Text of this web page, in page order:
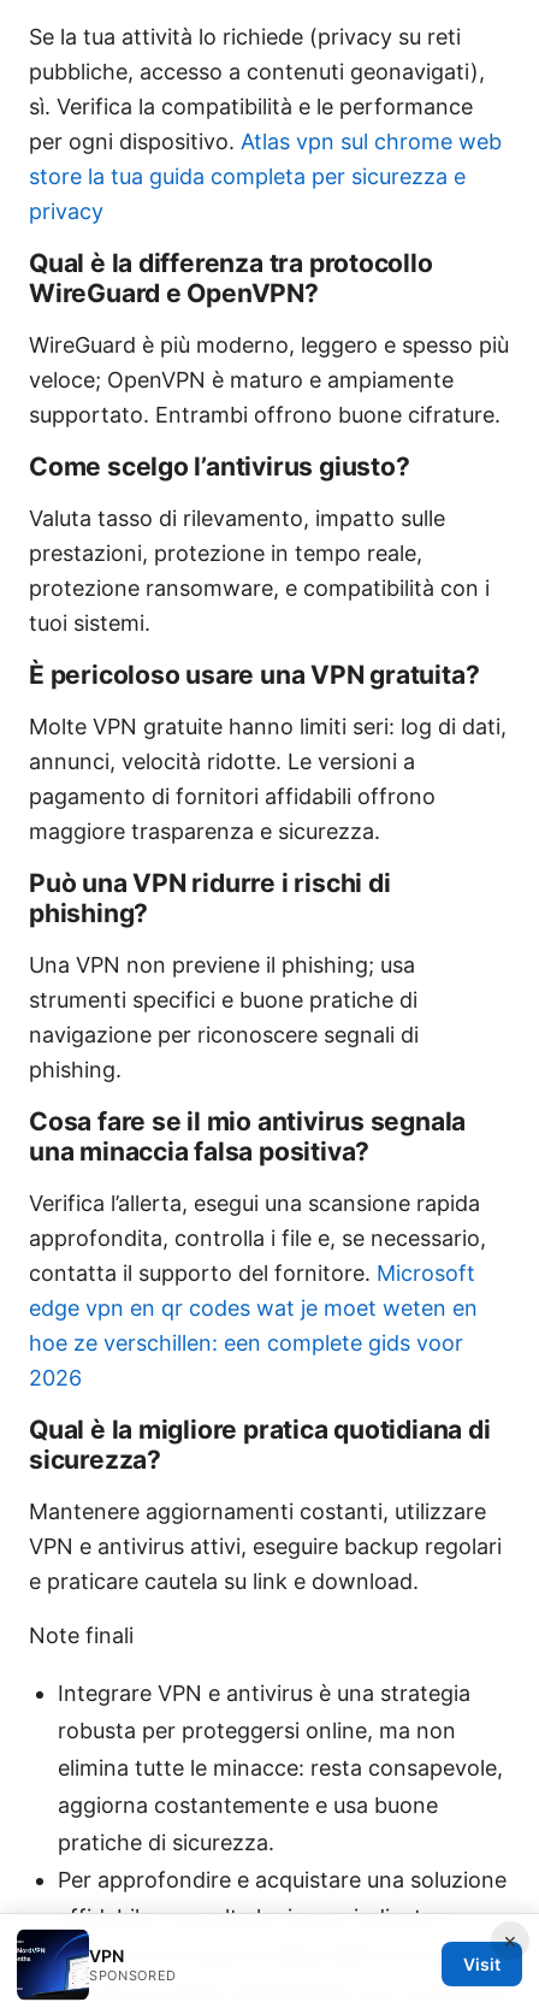
Se la tua attività lo richiede (privacy su reti
pubbliche, accesso a contenuti geonavigati),
sì. Verifica la compatibilità e le performance
per ogni dispositivo. Atlas vpn sul chrome web
store la tua guida completa per sicurezza e
privacy
Qual è la differenza tra protocollo
WireGuard e OpenVPN?
WireGuard è più moderno, leggero e spesso più
veloce; OpenVPN è maturo e ampiamente
supportato. Entrambi offrono buone cifrature.
Come scelgo l’antivirus giusto?
Valuta tasso di rilevamento, impatto sulle
prestazioni, protezione in tempo reale,
protezione ransomware, e compatibilità con i
tuoi sistemi.
È pericoloso usare una VPN gratuita?
Molte VPN gratuite hanno limiti seri: log di dati,
annunci, velocità ridotte. Le versioni a
pagamento di fornitori affidabili offrono
maggiore trasparenza e sicurezza.
Può una VPN ridurre i rischi di
phishing?
Una VPN non previene il phishing; usa
strumenti specifici e buone pratiche di
navigazione per riconoscere segnali di
phishing.
Cosa fare se il mio antivirus segnala
una minaccia falsa positiva?
Verifica l’allerta, esegui una scansione rapida
approfondita, controlla i file e, se necessario,
contatta il supporto del fornitore. Microsoft
edge vpn en qr codes wat je moet weten en
hoe ze verschillen: een complete gids voor
2026
Qual è la migliore pratica quotidiana di
sicurezza?
Mantenere aggiornamenti costanti, utilizzare
VPN e antivirus attivi, eseguire backup regolari
e praticare cautela su link e download.
Note finali
Integrare VPN e antivirus è una strategia
robusta per proteggersi online, ma non
elimina tutte le minacce: resta consapevole,
aggiorna costantemente e usa buone
pratiche di sicurezza.
Per approfondire e acquistare una soluzione
affidabile, consulta le risorse indicate e
confronta le opzioni disponibili sul mercato.
Se vuoi un punto di partenza con un'offerta
×
VPN
SPONSORED
Visit